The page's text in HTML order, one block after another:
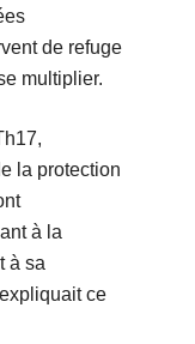
de refuge
multiplier.
la protection
à la
à sa
ce